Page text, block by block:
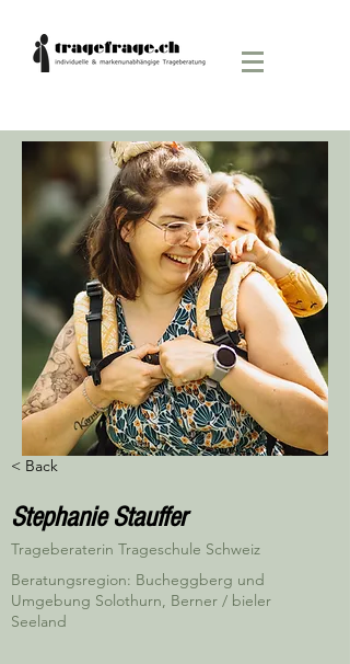
< Back
Stephanie Stauffer
Trageberaterin Trageschule Schweiz
Beratungsregion: Bucheggberg und
Umgebung Solothurn, Berner / bieler
Seeland